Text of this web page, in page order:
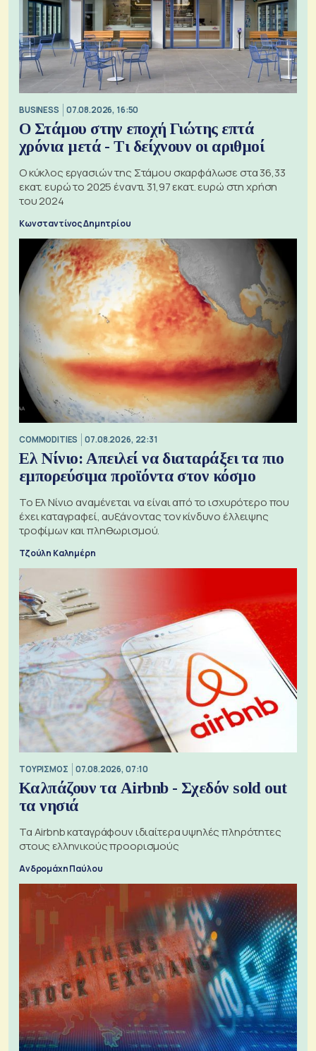
BUSINESS 07.08.2026, 16:50
Ο Στάμου στην εποχή Γιώτης επτά
χρόνια μετά - Τι δείχνουν οι αριθμοί
Ο κύκλος εργασιών της Στάμου σκαρφάλωσε στα 36,33
εκατ. ευρώ το 2025 έναντι 31,97 εκατ. ευρώ στη χρήση
του 2024
Κωνσταντίνος Δημητρίου
COMMODITIES 07.08.2026, 22:31
Ελ Νίνιο: Απειλεί να διαταράξει τα πιο
εμπορεύσιμα προϊόντα στον κόσμο
Το Ελ Νίνιο αναμένεται να είναι από το ισχυρότερο που
έχει καταγραφεί, αυξάνοντας τον κίνδυνο έλλειψης
τροφίμων και πληθωρισμού.
Τζούλη Καλημέρη
ΤΟΥΡΙΣΜΟΣ 07.08.2026, 07:10
Καλπάζουν τα Airbnb - Σχεδόν sold out
τα νησιά
Τα Airbnb καταγράφουν ιδιαίτερα υψηλές πληρότητες
στους ελληνικούς προορισμούς
Ανδρομάχη Παύλου